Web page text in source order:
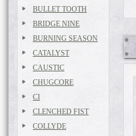
BULLET TOOTH
BRIDGE NINE
BURNING SEASON
CATALYST
CAUSTIC
CHUGCORE
CI
CLENCHED FIST
COLLYDE